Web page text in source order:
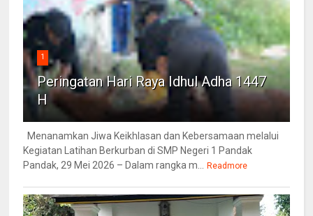
1
Peringatan Hari Raya Idhul Adha 1447
H
Menanamkan Jiwa Keikhlasan dan Kebersamaan melalui
Kegiatan Latihan Berkurban di SMP Negeri 1 Pandak
Pandak, 29 Mei 2026 – Dalam rangka m... Readmore